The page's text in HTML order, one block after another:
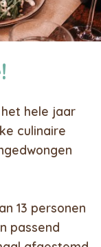
hele jaar
culinaire
13 personen
passend